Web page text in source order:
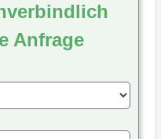
Anfrage